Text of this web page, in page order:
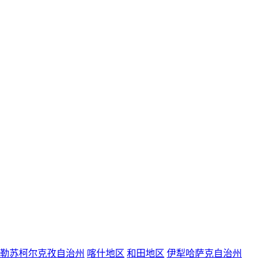
苏柯尔克孜自治州 喀什地区 和田地区 伊犁哈萨克自治州